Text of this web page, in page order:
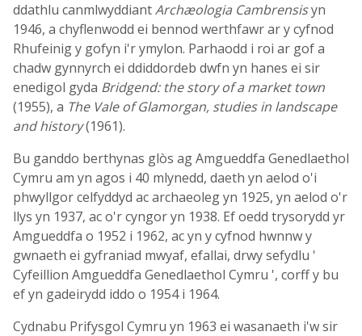
ddathlu canmlwyddiantArchæologia Cambrensisyn
1946, a chyflenwodd ei bennod werthfawr ar y cyfnod
Rhufeinig y gofyn i'r ymylon. Parhaodd i roi ar gof a
chadw gynnyrch ei ddiddordeb dwfn yn hanes ei sir
enedigol gyda Bridgend: the story of a market town
(1955), a The Vale of Glamorgan, studies in landscape
and history(1961).
Bu ganddo berthynas glòs ag Amgueddfa Genedlaethol
Cymru am yn agos i 40 mlynedd, daeth yn aelod o'i
phwyllgor celfyddyd ac archaeoleg yn 1925, yn aelod o'r
llys yn 1937, ac o'r cyngor yn 1938. Ef oedd trysorydd yr
Amgueddfa o 1952 i 1962, ac yn y cyfnod hwnnw y
gwnaeth ei gyfraniad mwyaf, efallai, drwy sefydlu '
Cyfeillion Amgueddfa Genedlaethol Cymru ', corff y bu
ef yn gadeirydd iddo o 1954 i 1964.
Cydnabu Prifysgol Cymru yn 1963 ei wasanaeth i'w sir